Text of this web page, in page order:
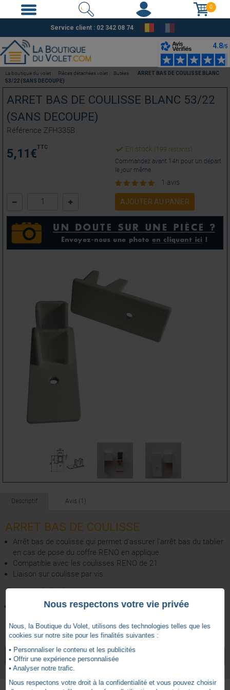
0
Service client : 02 342 08 74
ARRET BAS DE COULISSE BLANC 53/22
(SANS DECOUPE)
Référence ZFH335B
5,11 €TTC En stock (199 restants)
Commandez avant 14h pour un départ
le jour même
1 avis
AJOUTER AU PANIER
Descriptif Avis (1)
ARRET BAS DE COULISSE
Arrêt bas de coulisse qui permet d'assurer l'arrêt bas du tablier
en cas de pose du coffre RENO en applique.
Compatible avec les coulisses RENO de 21.
Liaison sur coulisse par vis.
Caractéristiques :
Aluminium passivé laqué.
Cette pièce est vendue à l'unité.
5/5
VOIR TOUS LES ARTICLES
La boutique du volet Pièces détachées volet Butées
ARRET BAS DE COULISSE BLANC
53/22 (SANS DECOUPE)
Nous respectons votre vie privée
Nous, la Boutique du Volet, utilisons des technologies telles que les
cookies sur notre site pour les finalités suivantes :
• Personnaliser le contenu et les publicités
• Offrir une expérience personnalisée
• Analyser notre trafic.
Nous respectons votre droit à la confidentialité et vous pouvez choisir